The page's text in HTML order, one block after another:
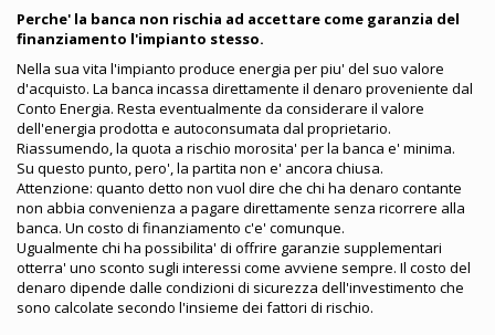
Perche' la banca non rischia ad accettare come garanzia del
finanziamento l'impianto stesso.
Nella sua vita l'impianto produce energia per piu' del suo valore
d'acquisto. La banca incassa direttamente il denaro proveniente dal
Conto Energia. Resta eventualmente da considerare il valore
dell'energia prodotta e autoconsumata dal proprietario.
Riassumendo, la quota a rischio morosita' per la banca e' minima.
Su questo punto, pero', la partita non e' ancora chiusa.
Attenzione: quanto detto non vuol dire che chi ha denaro contante
non abbia convenienza a pagare direttamente senza ricorrere alla
banca. Un costo di finanziamento c'e' comunque.
Ugualmente chi ha possibilita' di offrire garanzie supplementari
otterra' uno sconto sugli interessi come avviene sempre. Il costo del
denaro dipende dalle condizioni di sicurezza dell'investimento che
sono calcolate secondo l'insieme dei fattori di rischio.